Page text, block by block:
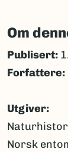
Om
Publisert:
Forfattere
Utgiver
Norsk